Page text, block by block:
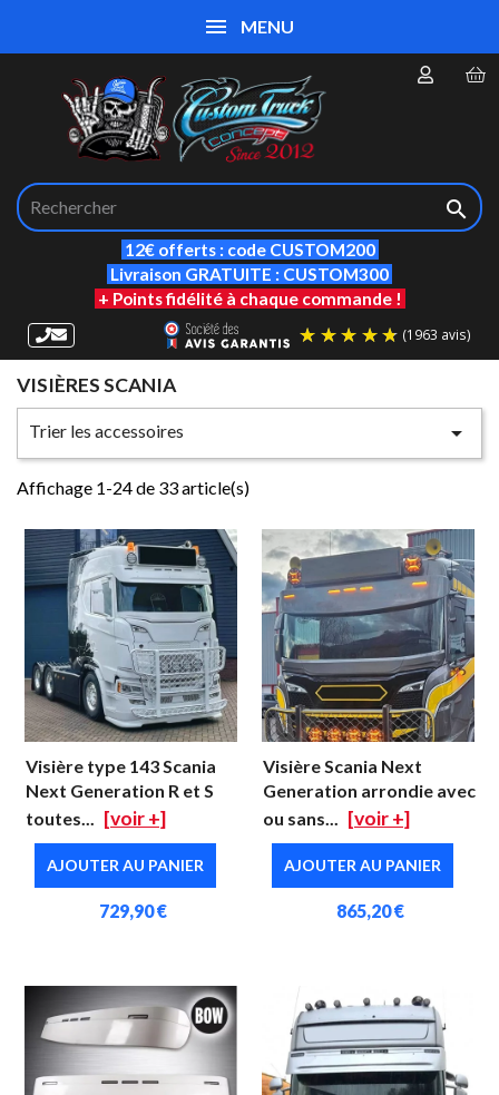

12€ offerts : code CUSTOM200
Livraison GRATUITE : CUSTOM300
+ Points fidélité à chaque commande !
MENU
VISIÈRES SCANIA
Trier les accessoires 
Affichage 1-24 de 33 article(s)
Visière type 143 Scania
Next Generation R et S
toutes... [voir +]
AJOUTER AU PANIER
729,90 €
Visière Scania Next
Generation arrondie avec
ou sans... [voir +]
AJOUTER AU PANIER
865,20 €